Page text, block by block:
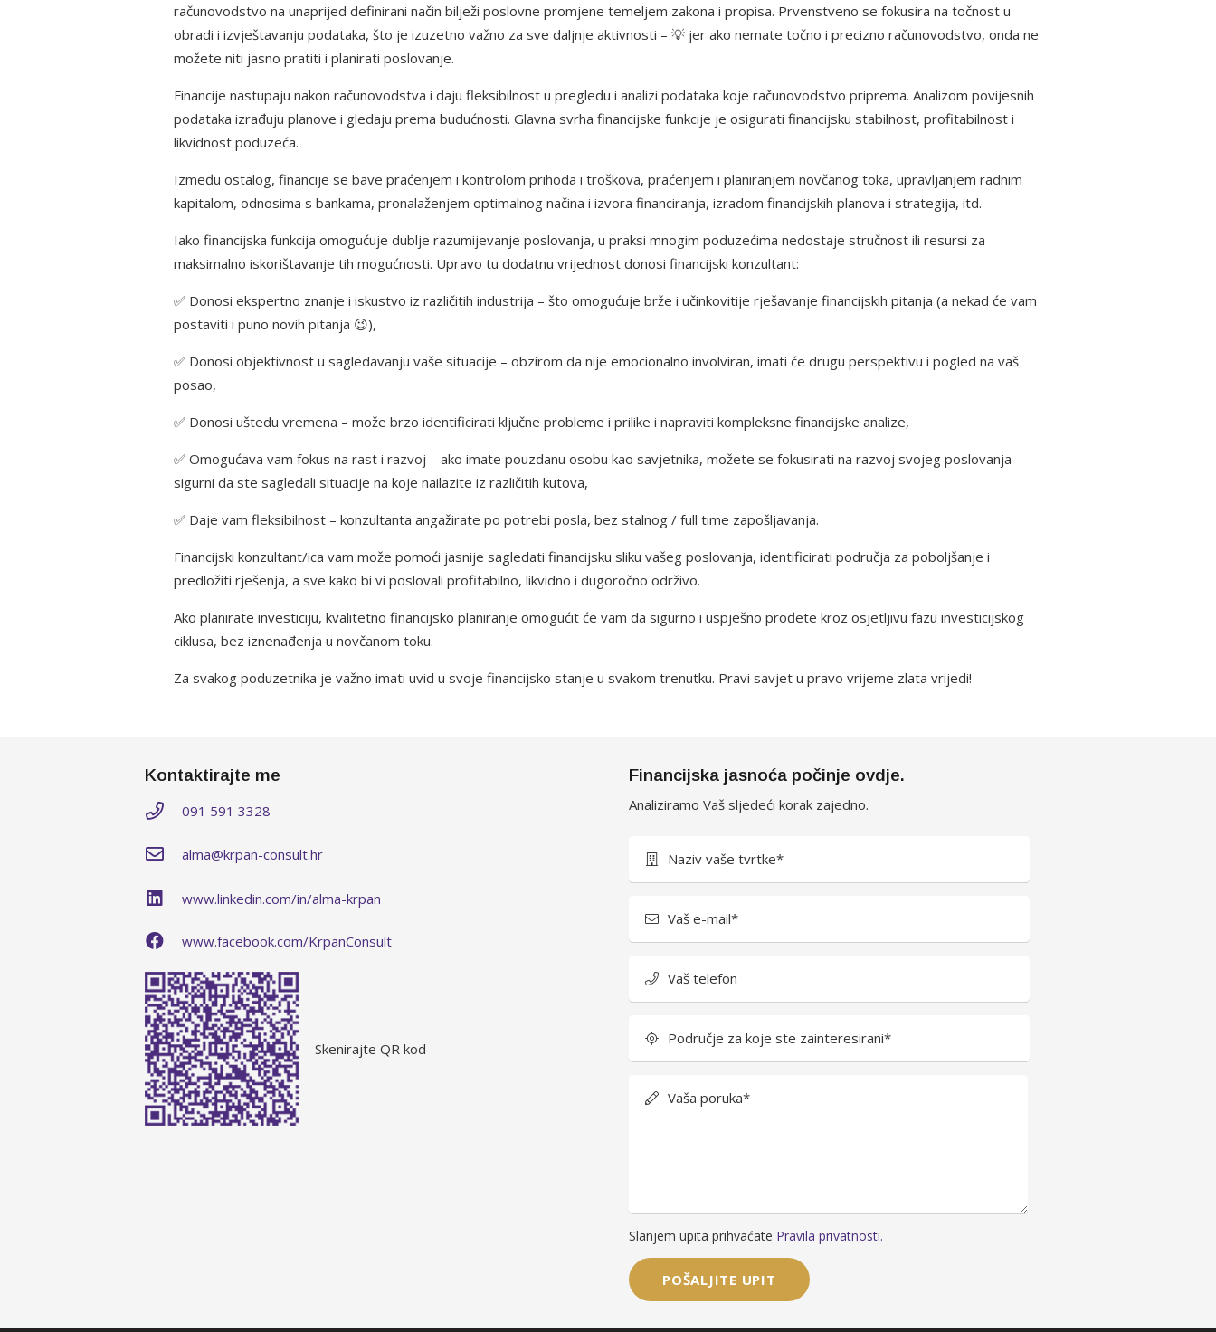
računovodstvo na unaprijed definirani način bilježi poslovne promjene temeljem zakona i propisa. Prvenstveno se fokusira na točnost u
obradi i izvještavanju podataka, što je izuzetno važno za sve daljnje aktivnosti – 💡 jer ako nemate točno i precizno računovodstvo, onda ne
možete niti jasno pratiti i planirati poslovanje.
Financije nastupaju nakon računovodstva i daju fleksibilnost u pregledu i analizi podataka koje računovodstvo priprema. Analizom povijesnih
podataka izrađuju planove i gledaju prema budućnosti. Glavna svrha financijske funkcije je osigurati financijsku stabilnost, profitabilnost i
likvidnost poduzeća.
Između ostalog, financije se bave praćenjem i kontrolom prihoda i troškova, praćenjem i planiranjem novčanog toka, upravljanjem radnim
kapitalom, odnosima s bankama, pronalaženjem optimalnog načina i izvora financiranja, izradom financijskih planova i strategija, itd.
Iako financijska funkcija omogućuje dublje razumijevanje poslovanja, u praksi mnogim poduzećima nedostaje stručnost ili resursi za
maksimalno iskorištavanje tih mogućnosti. Upravo tu dodatnu vrijednost donosi financijski konzultant:
✅ Donosi ekspertno znanje i iskustvo iz različitih industrija – što omogućuje brže i učinkovitije rješavanje financijskih pitanja (a nekad će vam
postaviti i puno novih pitanja 😉),
✅ Donosi objektivnost u sagledavanju vaše situacije – obzirom da nije emocionalno involviran, imati će drugu perspektivu i pogled na vaš
posao,
✅ Donosi uštedu vremena – može brzo identificirati ključne probleme i prilike i napraviti kompleksne financijske analize,
✅ Omogućava vam fokus na rast i razvoj – ako imate pouzdanu osobu kao savjetnika, možete se fokusirati na razvoj svojeg poslovanja
sigurni da ste sagledali situacije na koje nailazite iz različitih kutova,
✅ Daje vam fleksibilnost – konzultanta angažirate po potrebi posla, bez stalnog / full time zapošljavanja.
Financijski konzultant/ica vam može pomoći jasnije sagledati financijsku sliku vašeg poslovanja, identificirati područja za poboljšanje i
predložiti rješenja, a sve kako bi vi poslovali profitabilno, likvidno i dugoročno održivo.
Ako planirate investiciju, kvalitetno financijsko planiranje omogućit će vam da sigurno i uspješno prođete kroz osjetljivu fazu investicijskog
ciklusa, bez iznenađenja u novčanom toku.
Za svakog poduzetnika je važno imati uvid u svoje financijsko stanje u svakom trenutku. Pravi savjet u pravo vrijeme zlata vrijedi!
Kontaktirajte me
091 591 3328
alma@krpan-consult.hr
www.linkedin.com/in/alma-krpan
www.facebook.com/KrpanConsult
Skenirajte QR kod
Financijska jasnoća počinje ovdje.
Analiziramo Vaš sljedeći korak zajedno.
Naziv vaše tvrtke*
Vaš e-mail*
Vaš telefon
Područje za koje ste zainteresirani*
Vaša poruka*
Slanjem upita prihvaćate Pravila privatnosti.